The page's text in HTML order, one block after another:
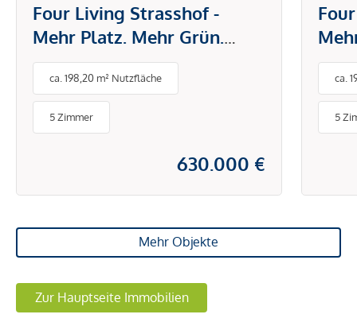
Four Living Strasshof -
Mehr Platz. Mehr Grün.
Mehr Zuhause.
ca. 198,20 m² Nutzfläche
5 Zimmer
630.000 €
ca.
5
Mehr Objekte
Zur Hauptseite Immobilien